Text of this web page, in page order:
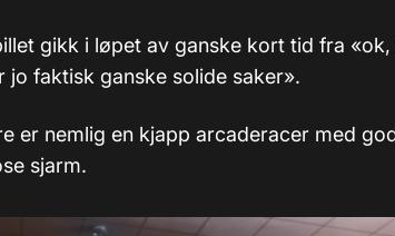
gikk i løpet av ganske kort tid fra
jo faktisk ganske solide saker».
er nemlig en kjapp arcaderacer med
sjarm.